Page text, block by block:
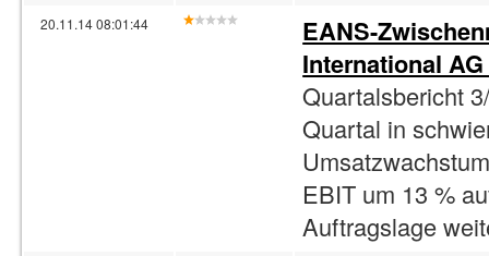
20.11.14 08:01:44
EANS-
International
Quartalsbericht
Quartal in
EBIT um 13 %
Auftragslage